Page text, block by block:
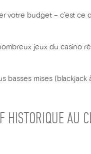
votre budget – c’est ce
jeux du casino
basses mises
HISTORIQUE AU